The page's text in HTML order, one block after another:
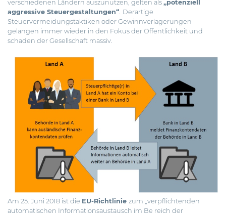
verschiedenen Ländern auszunutzen, gelten als „potenziell
aggressive Steuergestaltungen“ Derartige
Steuervermeidungstaktiken oder Gewinnverlagerungen
gelangen immer wieder in den Fokus der Öffentlichkeit und
schaden der Gesellschaft massiv.
Am 25. Juni 2018 ist die EU-Richtlinie zum „verpflichtenden
automatischen Informationsaustausch im Be reich der